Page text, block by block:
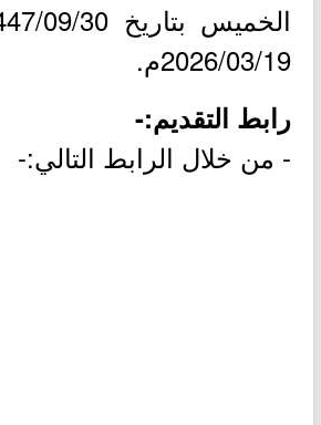
2026/03/19م.
رابط التقديم:-
- من خلال الرابط التالي:-